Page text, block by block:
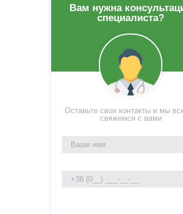
Вам нужна
специалиста?
Оставьте свои контакты и мы
свяжемся с вами